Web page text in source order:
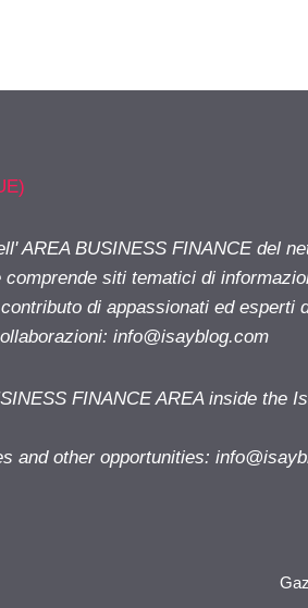
AREA BUSINESS FINANCE del
siti tematici di
di appassionati ed esperti
info@isayblog.com
FINANCE AREA inside the
and other opportunities: